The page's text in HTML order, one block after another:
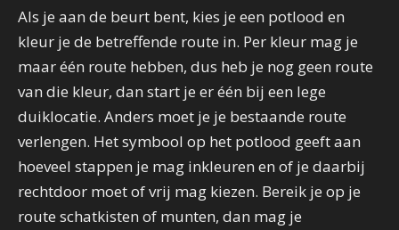
Als je aan de beurt bent, kies je een potlood en
kleur je de betreffende route in. Per kleur mag je
maar één route hebben, dus heb je nog geen route
van die kleur, dan start je er één bij een lege
duiklocatie. Anders moet je je bestaande route
verlengen. Het symbool op het potlood geeft aan
hoeveel stappen je mag inkleuren en of je daarbij
rechtdoor moet of vrij mag kiezen. Bereik je op je
route schatkisten of munten, dan mag je